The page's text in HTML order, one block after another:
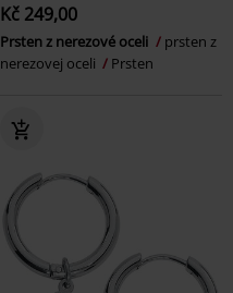
Kč 249,00
Prsten z nerezové oceli
prsten z
nerezovej oceli
Prsten